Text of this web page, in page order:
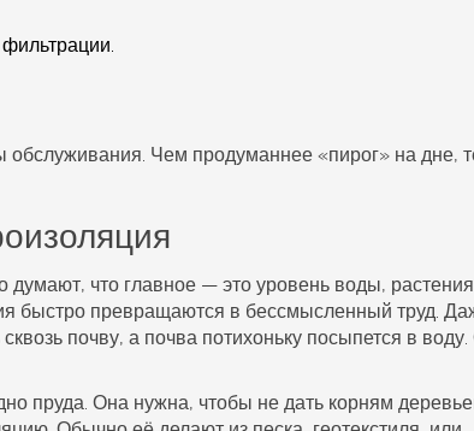
обслуживания. Чем продуманнее «пирог» на дне,
думают, что главное — это уровень воды,
быстро превращаются в бессмысленный труд.
почву, а почва потихоньку посыпется в
пруда . Она нужна, чтобы не дать корням